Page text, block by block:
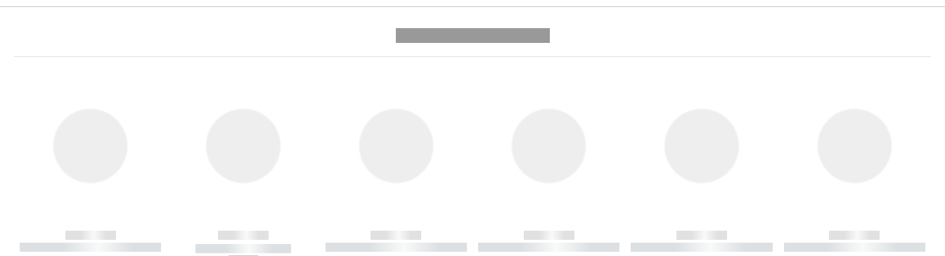
------------
----------- ----------- ----------
------------
----------- -----------
------------
----------- ----------- ----------
------------
----------- ----------- ----------
------------
----------- ----------- ----------
------------
----------- ----------- ----------